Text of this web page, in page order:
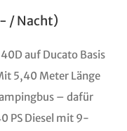
/ Nacht)
auf Ducato Basis
5,40 Meter Länge
– dafür
PS Diesel mit 9-